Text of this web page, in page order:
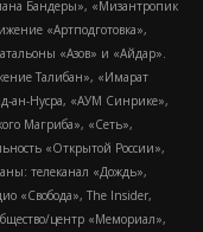
Бандеры», «Мизантропик
«Артподготовка»,
«Азов» и «Айдар».
Талибан», «Имарат
ан-Нусра, «АУМ Синрике»,
Магриба», «Сеть»,
«Открытой России»,
телеканал «Дождь»,
«Свобода», The Insider,
центр «Мемориал»,